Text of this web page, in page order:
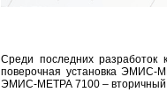
Среди последних разработок
поверочная установка ЭМИС-
ЭМИС-МЕТРА 7100 – вторичный